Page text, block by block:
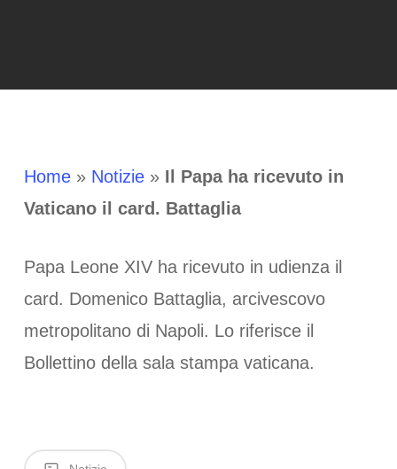
Home» Notizie» Il Papa ha ricevuto in
Vaticano il card. Battaglia
Papa Leone XIV ha ricevuto in udienza il
card. Domenico Battaglia, arcivescovo
metropolitano di Napoli. Lo riferisce il
Bollettino della sala stampa vaticana.